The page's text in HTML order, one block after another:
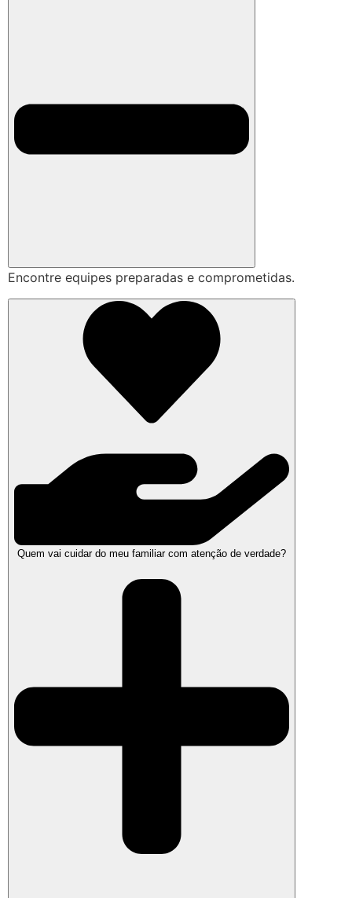
Encontre equipes preparadas e comprometidas.
Quem vai cuidar do meu familiar com atenção de verdade?